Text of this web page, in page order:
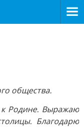
общества.
к Родине. Выражаю
Благодарю